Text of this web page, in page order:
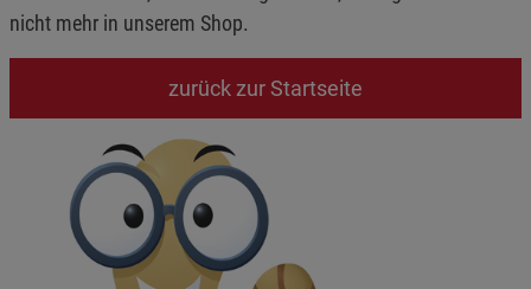
nicht mehr in unserem Shop.
zurück zur Startseite